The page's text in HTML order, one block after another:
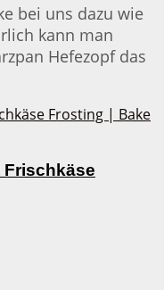
bei uns dazu wie
kann man
Hefezopf das
Frischkäse